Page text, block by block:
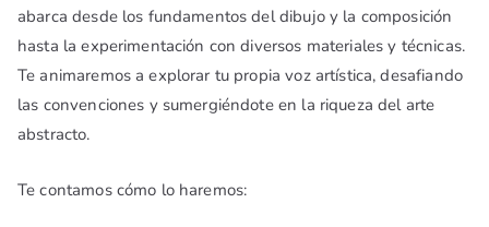
abarca desde los fundamentos del dibujo y la composición
hasta la experimentación con diversos materiales y técnicas.
Te animaremos a explorar tu propia voz artística, desafiando
las convenciones y sumergiéndote en la riqueza del arte
abstracto.
Te contamos cómo lo haremos: